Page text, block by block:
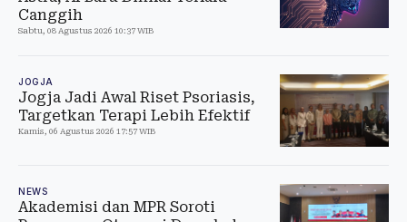
Canggih
Sabtu, 08 Agustus 2026 10:37 WIB
JOGJA
Jogja Jadi Awal Riset Psoriasis,
Targetkan Terapi Lebih Efektif
Kamis, 06 Agustus 2026 17:57 WIB
NEWS
Akademisi dan MPR Soroti